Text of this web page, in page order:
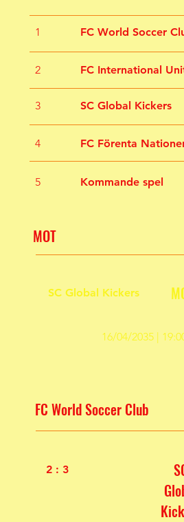
1 FC World Soccer
2 FC International
3 SC Global Kickers
4 FC Förenta
5 Kommande spel
MOT
SC Global Kickers
16/04/2035 |
FC World Soccer Club
2 : 3